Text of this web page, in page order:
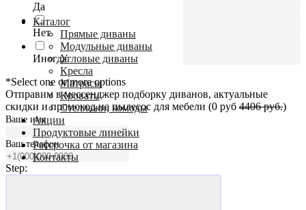
Да
Нет
Иногда
*Select one or more options
Отправим в мессенджер подборку диванов, актуальные
скидки и промокод на пылесос для мебели (0 руб 4406 руб.)
Ваше имя
Ваш телефон
Step:
Каталог
Прямые диваны
Модульные диваны
Угловые диваны
Кресла
Матрасы
Кровати
Стеллажи, комоды
Акции
Продуктовые линейки
Рассрочка от магазина
Контакты